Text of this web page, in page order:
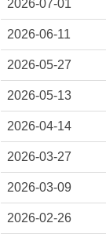
2026-07-01
2026-06-11
2026-05-27
2026-05-13
2026-04-14
2026-03-27
2026-03-09
2026-02-26